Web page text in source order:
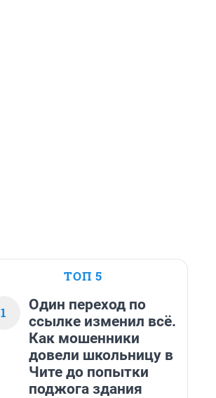
ТОП 5
1
Один переход по
ссылке изменил всё.
Как мошенники
довели школьницу в
Чите до попытки
поджога здания